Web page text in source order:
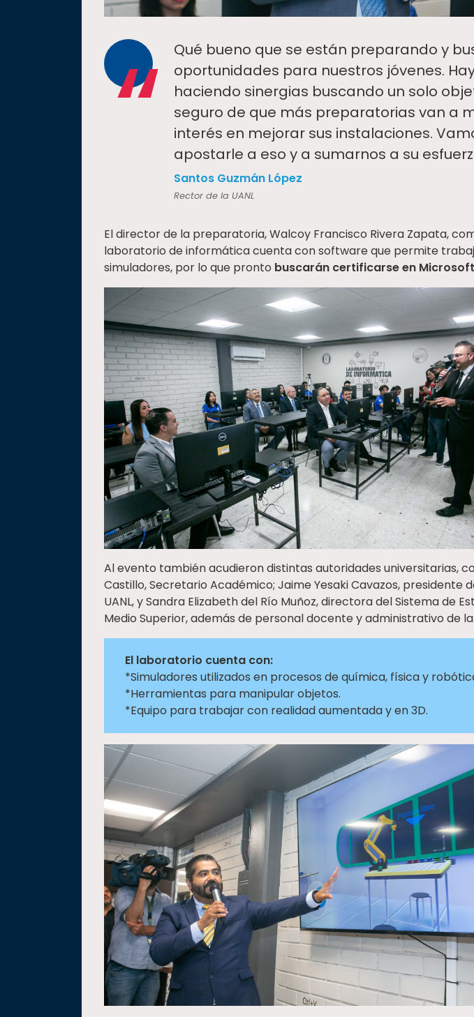
“
Qué bueno que se están preparando y
oportunidades para nuestros jóvenes.
haciendo sinergias buscando un solo
seguro de que más preparatorias van a
interés en mejorar sus instalaciones.
apostarle a eso y a sumarnos a su
Santos Guzmán López
Rector de la UANL
El director de la preparatoria, Walcoy Francisco Rivera Zapata,
laboratorio de informática cuenta con software que permite
simuladores, por lo que pronto buscarán certificarse en Microsoft
Al evento también acudieron distintas autoridades universitarias,
Castillo, Secretario Académico; Jaime Yesaki Cavazos, presidente
UANL, y Sandra Elizabeth del Río Muñoz, directora del Sistema de
Medio Superior, además de personal docente y administrativo de
El laboratorio cuenta con:
*Simuladores utilizados en procesos de química, física y
*Herramientas para manipular objetos.
*Equipo para trabajar con realidad aumentada y en 3D.